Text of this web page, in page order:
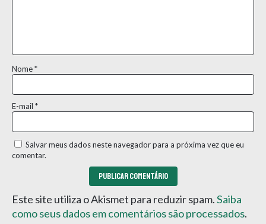
Nome*
E-mail *
Salvar meus dados neste navegador para a próxima vez que eu
comentar.
Este site utiliza o Akismet para reduzir spam.Saiba
como seus dados em comentários são processados.